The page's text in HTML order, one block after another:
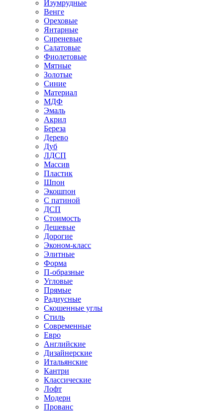
Изумрудные
Венге
Ореховые
Янтарные
Сиреневые
Салатовые
Фиолетовые
Мятные
Золотые
Синие
Материал
МДФ
Эмаль
Акрил
Береза
Дерево
Дуб
ЛДСП
Массив
Пластик
Шпон
Экошпон
С патиной
ДСП
Стоимость
Дешевые
Дорогие
Эконом-класс
Элитные
Форма
П-образные
Угловые
Прямые
Радиусные
Скошенные углы
Стиль
Современные
Евро
Английские
Дизайнерские
Итальянские
Кантри
Классические
Лофт
Модерн
Прованс